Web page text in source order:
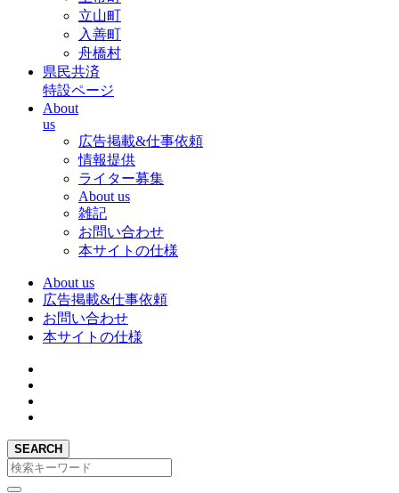
立山町
入善町
舟橋村
県民共済
特設ページ
About
us
広告掲載&仕事依頼
情報提供
ライター募集
About us
雑記
お問い合わせ
本サイトの仕様
About us
広告掲載&仕事依頼
お問い合わせ
本サイトの仕様
SEARCH